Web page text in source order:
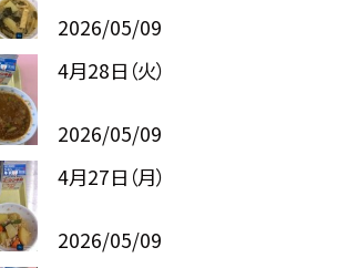
2026/05/09
4月28日（火）
2026/05/09
4月27日（月）
2026/05/09